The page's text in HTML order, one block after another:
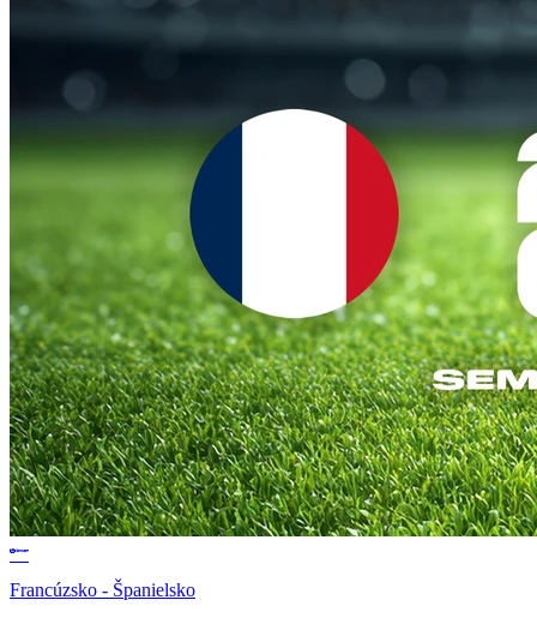
Francúzsko - Španielsko